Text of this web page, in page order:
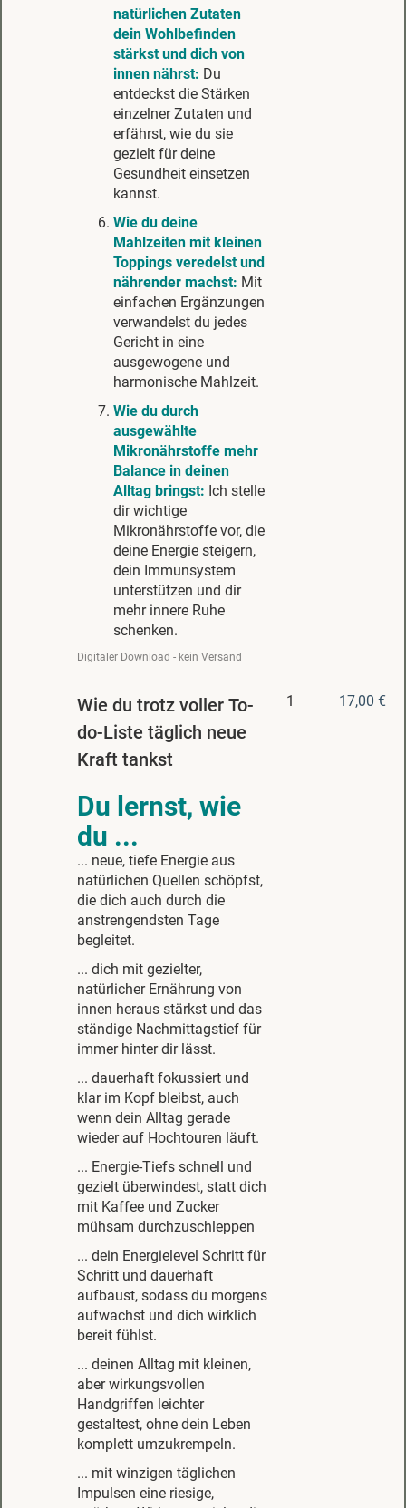
natürlichen Zutaten
dein Wohlbefinden
stärkst und dich von
innen nährst: Du
entdeckst die Stärken
einzelner Zutaten und
erfährst, wie du sie
gezielt für deine
Gesundheit einsetzen
kannst.
Wie du deine
Mahlzeiten mit kleinen
Toppings veredelst und
nährender machst: Mit
einfachen Ergänzungen
verwandelst du jedes
Gericht in eine
ausgewogene und
harmonische Mahlzeit.
Wie du durch
ausgewählte
Mikronährstoffe mehr
Balance in deinen
Alltag bringst: Ich stelle
dir wichtige
Mikronährstoffe vor, die
deine Energie steigern,
dein Immunsystem
unterstützen und dir
mehr innere Ruhe
schenken.
Digitaler Download - kein Versand
Wie du trotz voller To-
do-Liste täglich neue
Kraft tankst
Du lernst, wie
du ...
... neue, tiefe Energie aus
natürlichen Quellen schöpfst,
die dich auch durch die
anstrengendsten Tage
begleitet.
... dich mit gezielter,
natürlicher Ernährung von
innen heraus stärkst und das
ständige Nachmittagstief für
immer hinter dir lässt.
... dauerhaft fokussiert und
klar im Kopf bleibst, auch
wenn dein Alltag gerade
wieder auf Hochtouren läuft.
... Energie-Tiefs schnell und
gezielt überwindest, statt dich
mit Kaffee und Zucker
mühsam durchzuschleppen
... dein Energielevel Schritt für
Schritt und dauerhaft
aufbaust, sodass du morgens
aufwachst und dich wirklich
bereit fühlst.
... deinen Alltag mit kleinen,
aber wirkungsvollen
Handgriffen leichter
gestaltest, ohne dein Leben
komplett umzukrempeln.
... mit winzigen täglichen
Impulsen eine riesige,
1 17,00 €